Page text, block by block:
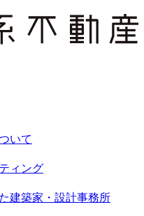
いて
ィング
建築家・設計事務所